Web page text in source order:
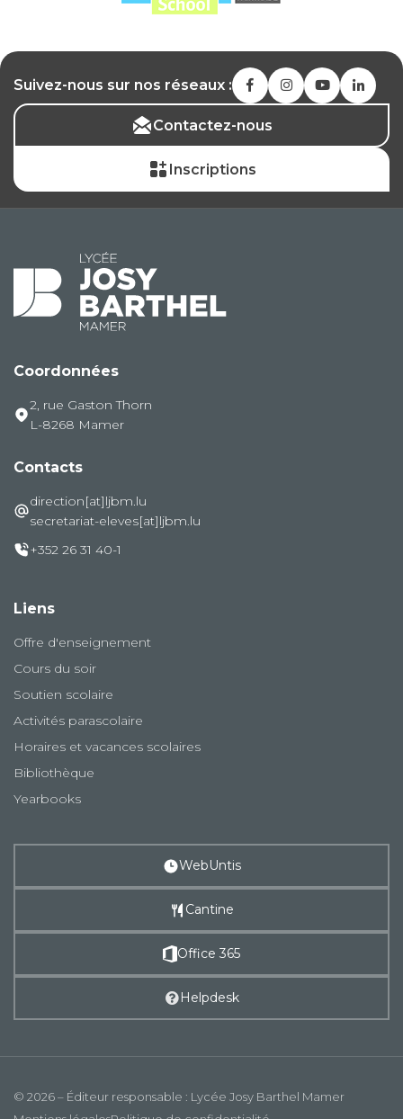
Suivez-nous sur nos réseaux :
Contactez-nous
Inscriptions
Coordonnées
2, rue Gaston Thorn
L-8268 Mamer
Contacts
direction[at]ljbm.lu
secretariat-eleves[at]ljbm.lu
+352 26 31 40-1
Liens
Offre d'enseignement
Cours du soir
Soutien scolaire
Activités parascolaire
Horaires et vacances scolaires
Bibliothèque
Yearbooks
WebUntis
Cantine
Office 365
Helpdesk
© 2026 – Éditeur responsable : Lycée Josy Barthel Mamer